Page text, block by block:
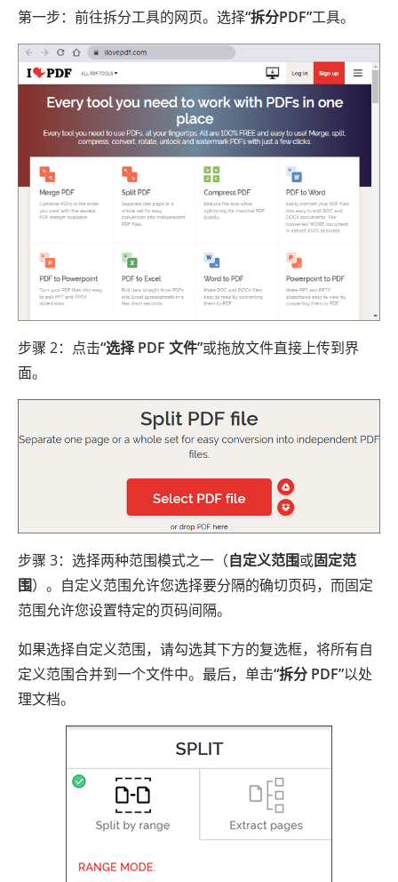
第一步：前往拆分工具的网页。选择“拆分PDF”工具。
步骤 2：点击“选择 PDF 文件”或拖放文件直接上传到界
面。
步骤 3：选择两种范围模式之一（自定义范围或固定范
围）。自定义范围允许您选择要分隔的确切页码，而固定
范围允许您设置特定的页码间隔。
如果选择自定义范围，请勾选其下方的复选框，将所有自
定义范围合并到一个文件中。最后，单击“拆分 PDF”以处
理文档。